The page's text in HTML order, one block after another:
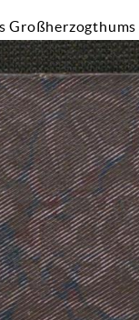
Großherzogthums